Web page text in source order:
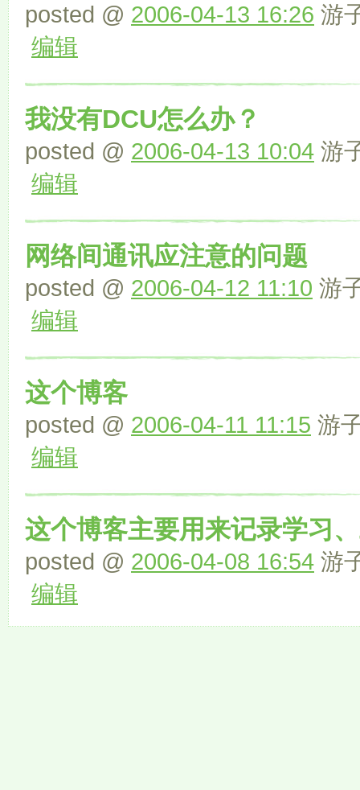
posted @ 2006-04-13 16:26 游
编辑
我没有DCU怎么办？
posted @ 2006-04-13 10:04 游
编辑
网络间通讯应注意的问题
posted @ 2006-04-12 11:10 游
编辑
这个博客
posted @ 2006-04-11 11:15 游
编辑
这个博客主要用来记录学习
posted @ 2006-04-08 16:54 游
编辑